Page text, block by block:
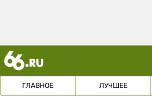
ГЛАВНОЕ ЛУЧШЕЕ